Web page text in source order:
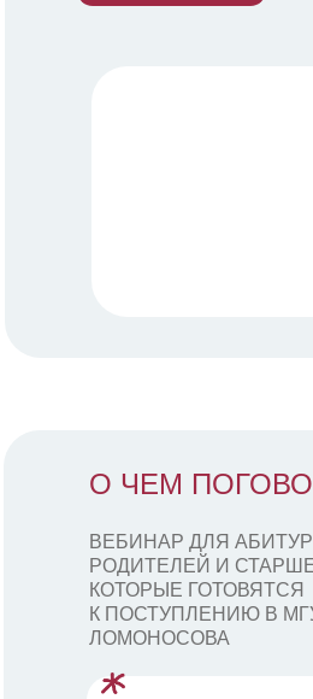
ВЕБИНАР ДЛЯ
РОДИТЕЛЕЙ И
КОТОРЫЕ ГОТОВЯТСЯ
К ПОСТУПЛЕНИЮ В
ЛОМОНОСОВА
О ЧЕМ